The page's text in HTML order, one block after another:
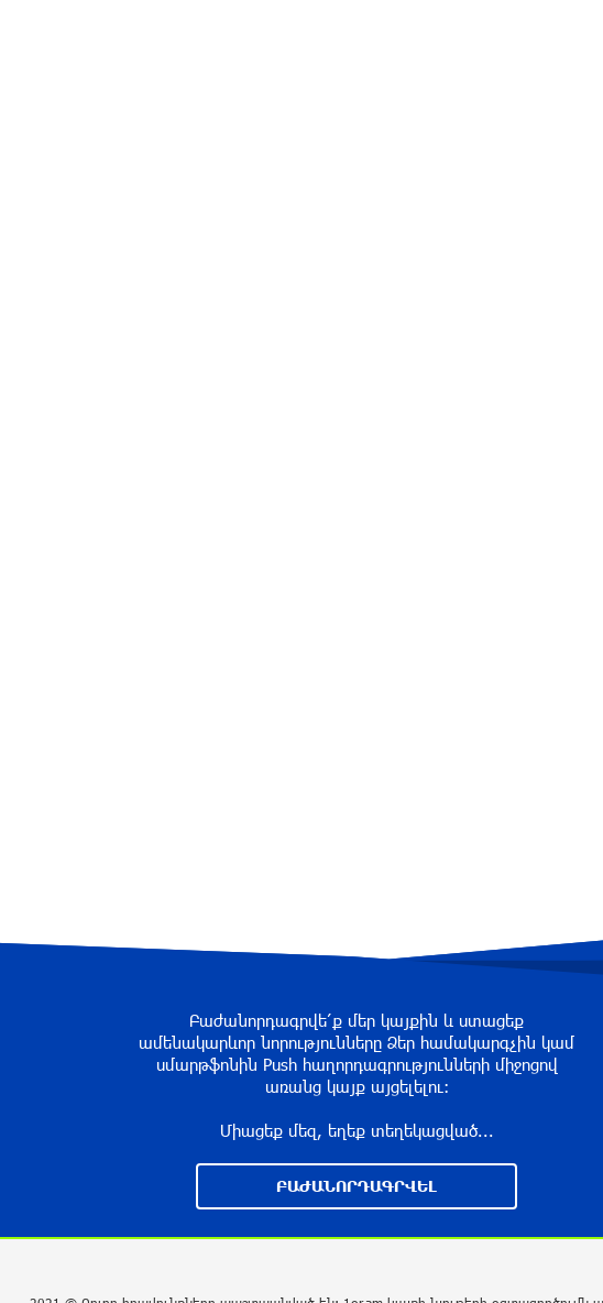
Բաժանորդագրվե՛ք մեր կայքին և ստացեք
ամենակարևոր նորությունները Ձեր համակարգչին կամ
սմարթֆոնին Push հաղորդագրությունների միջոցով
առանց կայք այցելելու։
Միացեք մեզ, եղեք տեղեկացված...
ԲԱԺԱՆՈՐԴԱԳՐՎԵԼ